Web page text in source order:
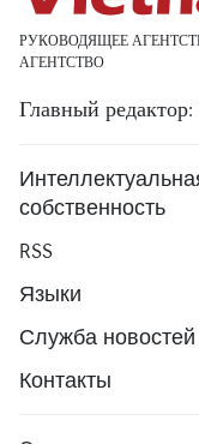
РУКОВОДЯЩЕЕ
АГЕНТСТВО
Главный
собственность
RSS
Языки
Служба новостей
Контакты